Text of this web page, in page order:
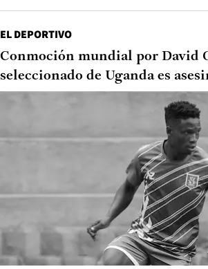
EL DEPORTIVO
Conmoción mundial por David
seleccionado de Uganda es